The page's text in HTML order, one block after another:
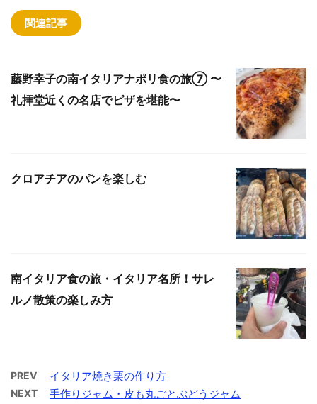
関連記事
藤野幸子の南イタリアナポリ食の旅⑦ 〜
礼拝堂近くの名店でピザを堪能〜
クロアチアのパンを楽しむ
南イタリア食の旅・イタリア名所！サレ
ルノ散策の楽しみ方
PREV イタリア焼き栗の作り方
NEXT 手作りジャム・皮も丸ごとぶどうジャム